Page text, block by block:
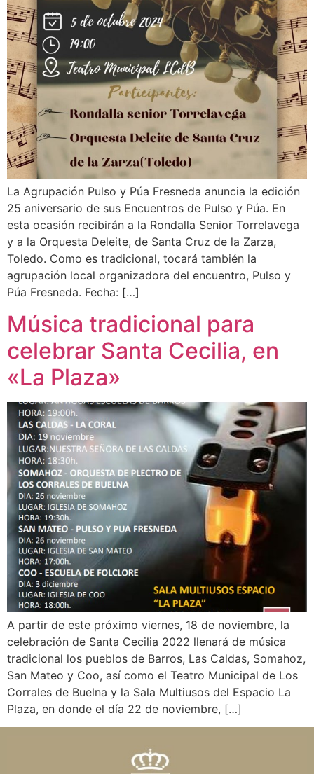
La Agrupación Pulso y Púa Fresneda anuncia la edición
25 aniversario de sus Encuentros de Pulso y Púa. En
esta ocasión recibirán a la Rondalla Senior Torrelavega
y a la Orquesta Deleite, de Santa Cruz de la Zarza,
Toledo. Como es tradicional, tocará también la
agrupación local organizadora del encuentro, Pulso y
Púa Fresneda. Fecha: […]
Música tradicional para
celebrar Santa Cecilia, en
«La Plaza»
A partir de este próximo viernes, 18 de noviembre, la
celebración de Santa Cecilia 2022 llenará de música
tradicional los pueblos de Barros, Las Caldas, Somahoz,
San Mateo y Coo, así como el Teatro Municipal de Los
Corrales de Buelna y la Sala Multiusos del Espacio La
Plaza, en donde el día 22 de noviembre, […]